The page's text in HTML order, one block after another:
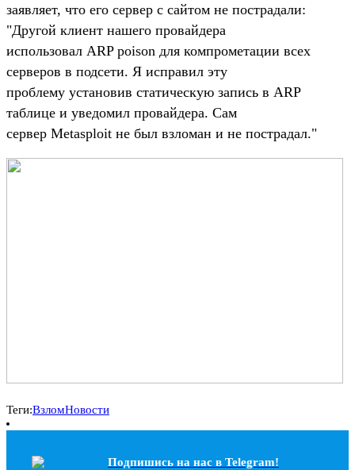
заявляет, что его сервер с сайтом не пострадали:
"Другой клиент нашего провайдера
использовал ARP poison для компрометации всех
серверов в подсети. Я исправил эту
проблему установив статическую запись в ARP
таблице и уведомил провайдера. Сам
сервер Metasploit не был взломан и не пострадал."
Теги:ВзломНовости
Подпишись на наc в Telegram!